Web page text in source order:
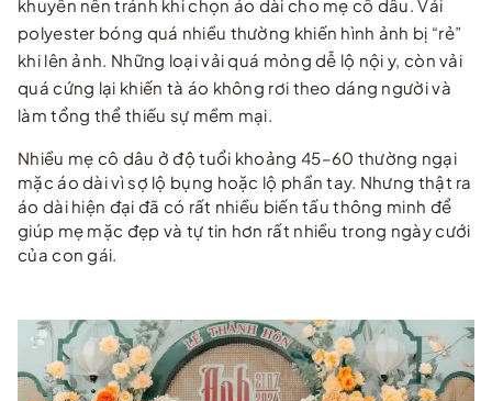
khuyên nên tránh khi chọn áo dài cho mẹ cô dâu. Vải
polyester bóng quá nhiều thường khiến hình ảnh bị “rẻ”
khi lên ảnh. Những loại vải quá mỏng dễ lộ nội y, còn vải
quá cứng lại khiến tà áo không rơi theo dáng người và
làm tổng thể thiếu sự mềm mại.
Nhiều mẹ cô dâu ở độ tuổi khoảng 45–60 thường ngại
mặc áo dài vì sợ lộ bụng hoặc lộ phần tay. Nhưng thật ra
áo dài hiện đại đã có rất nhiều biến tấu thông minh để
giúp mẹ mặc đẹp và tự tin hơn rất nhiều trong ngày cưới
của con gái.